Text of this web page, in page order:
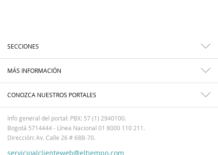
SECCIONES
MÁS INFORMACIÓN
CONOZCA NUESTROS PORTALES
Info general del portal: PBX: 57 (1) 2940100.
Bogotá 5714444 - Línea Nacional 01 8000 110 211.
Dirección: Av. Calle 26 # 68B-70.
servicioalclienteweb@eltiempo.com